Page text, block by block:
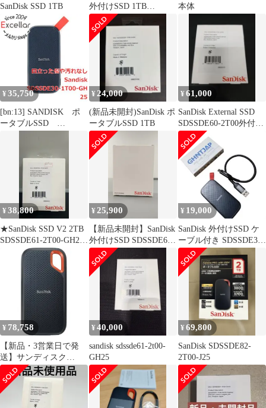
SanDisk SSD 1TB
外付けSSD 1TB
SDSSDE30-1T00
本体
¥ 35,750
[bn:13] SANDISK ポ
ータブルSSD
¥ 24,000
(新品未開封)SanDisk ポ
ータブルSSD 1TB
¥61,000
SanDisk External SSD
SDSSDE60-2T00外付け
SSD
¥38,800
★SanDisk SSD V2 2TB
SDSSDE61-2T00-GH25
++925141 B08P45YTTL
¥ 25,900
【新品未開封】SanDisk
外付けSSD SDSSDE61-
1T00-GH25
¥ 19,000
SanDisk 外付けSSD ケ
ーブル付き SDSSDE30-
1T00-GH26
¥ 78,758
【新品・3営業日で発
送】サンディスク
SDSSDE61-1T00-J25
¥40,000
sandisk sdssde61-2t00-
GH25
¥69,800
SanDisk SDSSDE82-
2T00-J25